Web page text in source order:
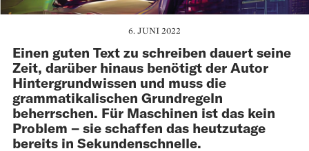
6. JUNI 2022
Einen guten Text zu schreiben dauert seine
Zeit, darüber hinaus benötigt der Autor
Hintergrundwissen und muss die
grammatikalischen Grundregeln
beherrschen. Für Maschinen ist das kein
Problem – sie schaffen das heutzutage
bereits in Sekundenschnelle.